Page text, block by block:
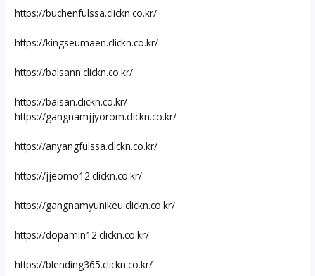
https://buchenfulssa.clickn.co.kr/
https://kingseumaen.clickn.co.kr/
https://balsann.clickn.co.kr/
https://balsan.clickn.co.kr/
https://gangnamjjyorom.clickn.co.kr/
https://anyangfulssa.clickn.co.kr/
https://jjeomo12.clickn.co.kr/
https://gangnamyunikeu.clickn.co.kr/
https://dopamin12.clickn.co.kr/
https://blending365.clickn.co.kr/